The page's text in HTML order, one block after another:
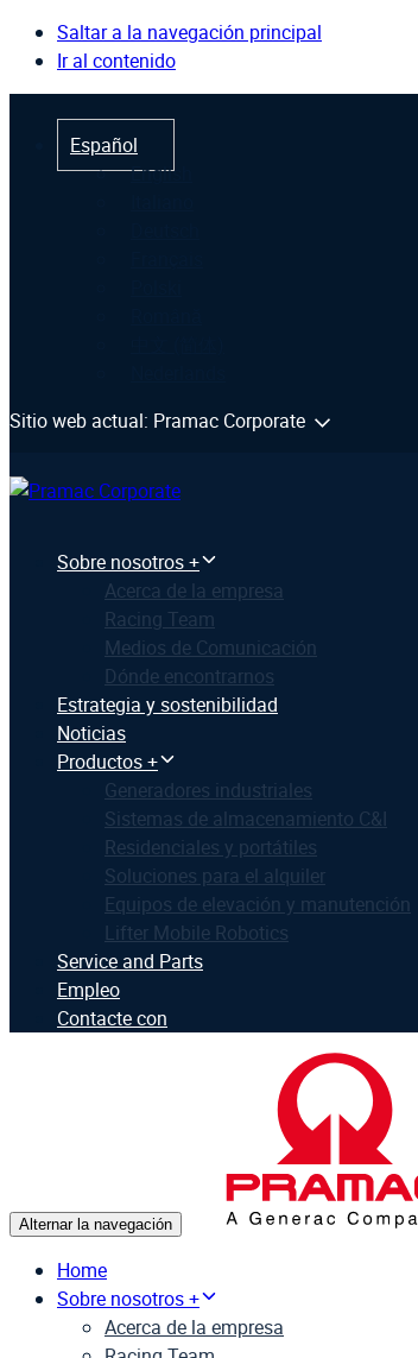
Saltar a la navegación principal
Ir al contenido
Español
English
Sitio web actual: Pramac Corporate
Sobre nosotros +
Acerca de la empresa
Racing Team
Medios de Comunicación
Dónde encontrarnos
Estrategia y sostenibilidad
Noticias
Productos +
Generadores industriales
Sistemas de almacenamiento C&I
Residenciales y portátiles
Soluciones para el alquiler
Equipos de elevación y manutención
Lifter Mobile Robotics
Service and Parts
Empleo
Contacte con
Alternar la navegación
Home
Sobre nosotros +
Acerca de la empresa